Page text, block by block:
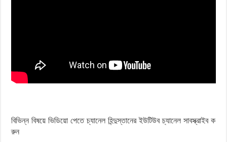
বিভিন্ন বিষয়ে ভিডিয়ো পেতে চ্যানেল হিন্দুস্তানের ইউটিউব চ্যানেল সাবস্ক্রাইব ক
রুন